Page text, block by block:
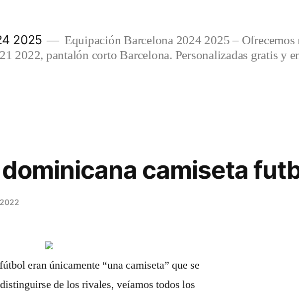
2025
Equipación Barcelona 2024 2025 – Ofrecemos
2022, pantalón corto Barcelona. Personalizadas gratis y
camiseta
eran únicamente “una camiseta” que se
de los rivales, veíamos todos los